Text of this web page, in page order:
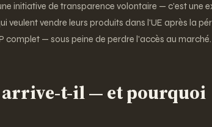
initiative de transparence volontaire — c'est une
veulent vendre leurs produits dans l'UE après la
complet — sous peine de perdre l'accès au marché.
arrive-t-il — et pourquoi